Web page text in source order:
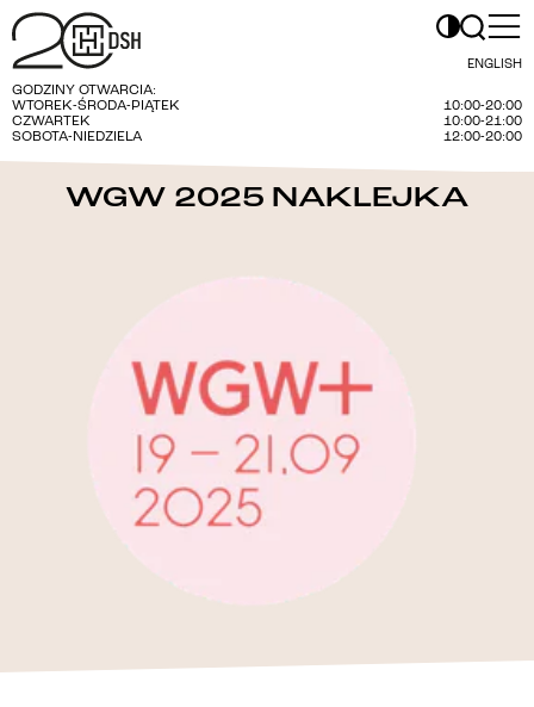
ENGLISH
GODZINY OTWARCIA:
WTOREK-ŚRODA-PIĄTEK
10:00-20:00
CZWARTEK
10:00-21:00
SOBOTA-NIEDZIELA
12:00-20:00
WGW 2025 NAKLEJKA